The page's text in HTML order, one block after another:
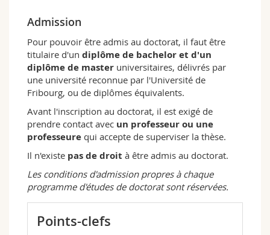
Admission
Pour pouvoir être admis au doctorat, il faut être
titulaire d'un diplôme de bachelor et d'un
diplôme de master universitaires, délivrés par
une université reconnue par l'Université de
Fribourg, ou de diplômes équivalents.
Avant l'inscription au doctorat, il est exigé de
prendre contact avec un professeur ou une
professeure qui accepte de superviser la thèse.
Il n'existe pas de droit à être admis au doctorat.
Les conditions d'admission propres à chaque
programme d'études de doctorat sont réservées.
Points-clefs